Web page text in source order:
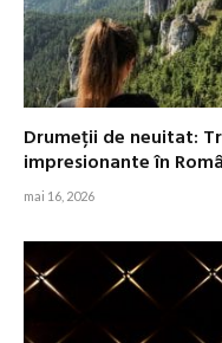
Drumeții de neuitat:
impresionante în
mai 16, 2026